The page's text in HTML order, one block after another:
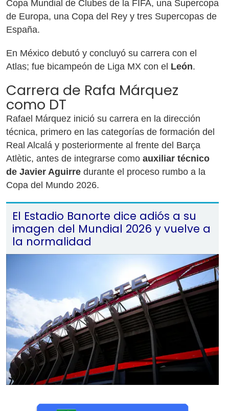
Copa Mundial de Clubes de la FIFA, una Supercopa
de Europa, una Copa del Rey y tres Supercopas de
España.
En México debutó y concluyó su carrera con el
Atlas; fue bicampeón de Liga MX con el León.
Carrera de Rafa Márquez
como DT
Rafael Márquez inició su carrera en la dirección
técnica, primero en las categorías de formación del
Real Alcalá y posteriormente al frente del Barça
Atlètic, antes de integrarse como auxiliar técnico
de Javier Aguirre durante el proceso rumbo a la
Copa del Mundo 2026.
El Estadio Banorte dice adiós a su
imagen del Mundial 2026 y vuelve a
la normalidad